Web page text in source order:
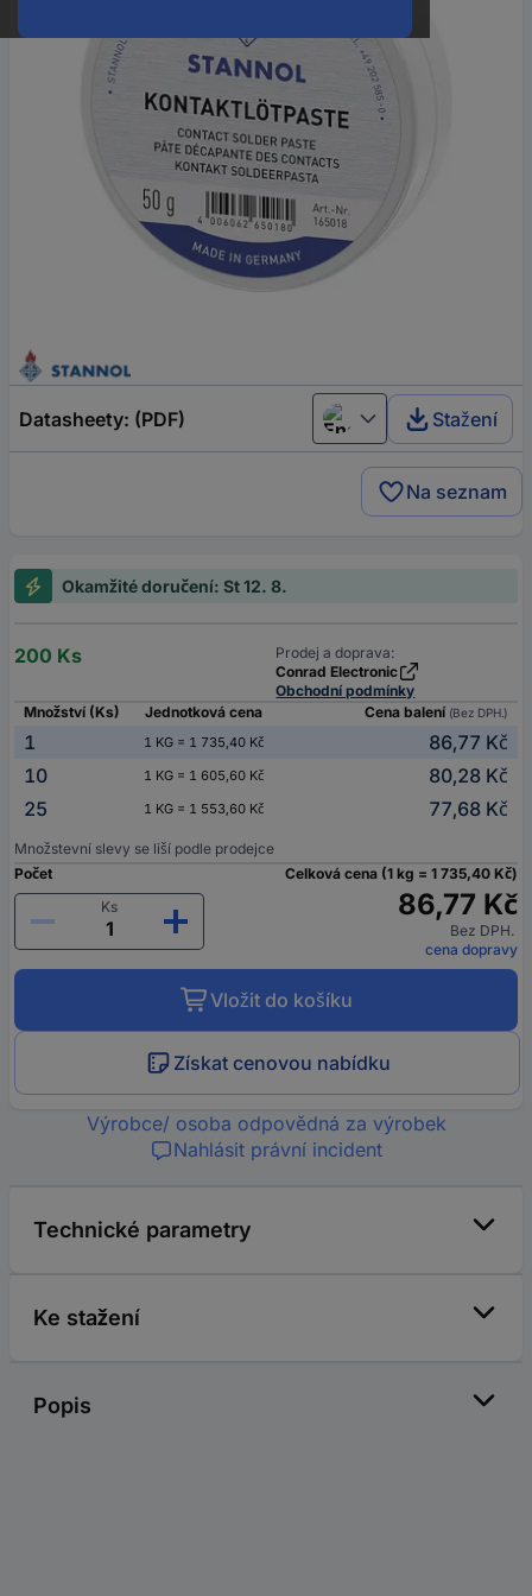
Datasheety: (PDF) English Stažení
Na seznam
Okamžité doručení: St 12. 8.
200 Ks
Prodej a doprava:
Conrad Electronic
Obchodní podmínky
Množství (Ks)
Jednotková cena Cena balení (Bez DPH.)
1 1 KG = 1 735,40 Kč
86,77 Kč
10
1 KG = 1 605,60 Kč
80,28 Kč
25
1 KG = 1 553,60 Kč 77,68 Kč
Množstevní slevy se liší podle prodejce
Počet
Ks
Celková cena (1 kg = 1 735,40 Kč)
86,77 Kč
Bez DPH.
cena dopravy
Vložit do košíku
Získat cenovou nabídku
Výrobce/ osoba odpovědná za výrobek
Nahlásit právní incident
Technické parametry
Ke stažení
Popis